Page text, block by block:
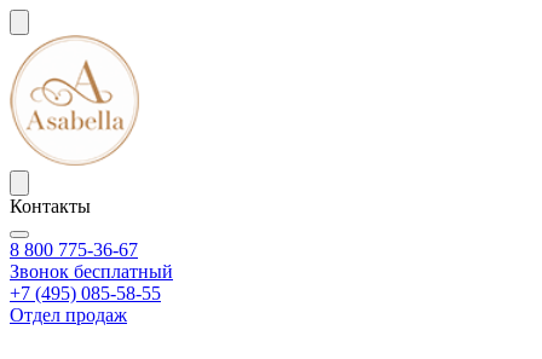
Контакты
8 800 775-36-67
Звонок бесплатный
+7 (495) 085-58-55
Отдел продаж